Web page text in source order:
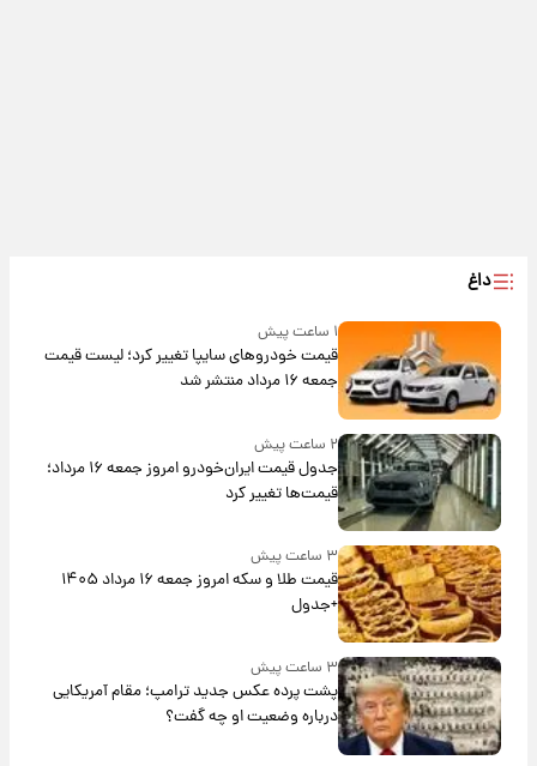
داغ
۱ ساعت پیش
قیمت خودروهای سایپا تغییر کرد؛ لیست قیمت
جمعه ۱۶ مرداد منتشر شد
۲ ساعت پیش
جدول قیمت ایران‌خودرو امروز جمعه ۱۶ مرداد؛
قیمت‌ها تغییر کرد
۳ ساعت پیش
قیمت طلا و سکه امروز جمعه ۱۶ مرداد ۱۴۰۵
+جدول
۳ ساعت پیش
پشت پرده عکس جدید ترامپ؛ مقام آمریکایی
درباره وضعیت او چه گفت؟